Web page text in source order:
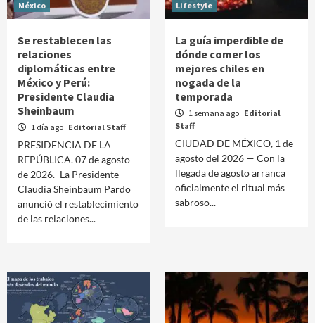
México
Se restablecen las
relaciones
diplomáticas entre
México y Perú:
Presidente Claudia
Sheinbaum
1 día ago Editorial Staff
PRESIDENCIA DE LA
REPÚBLICA. 07 de agosto
de 2026.- La Presidente
Claudia Sheinbaum Pardo
anunció el restablecimiento
de las relaciones...
Lifestyle
La guía imperdible de
dónde comer los
mejores chiles en
nogada de la
temporada
1 semana ago Editorial
Staff
CIUDAD DE MÉXICO, 1 de
agosto del 2026 — Con la
llegada de agosto arranca
oficialmente el ritual más
sabroso...